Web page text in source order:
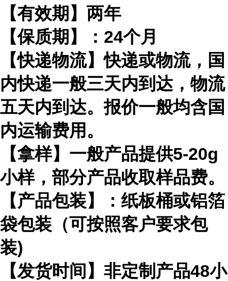
【有效期】两年
【保质期】：24个月
【快递物流】快递或物流，国
内快递一般三天内到达，物流
五天内到达。报价一般均含国
内运输费用。
【拿样】一般产品提供5-20g
小样，部分产品收取样品费。
【产品包装】：纸板桶或铝箔
袋包装（可按照客户要求包
装)
【发货时间】非定制产品48小